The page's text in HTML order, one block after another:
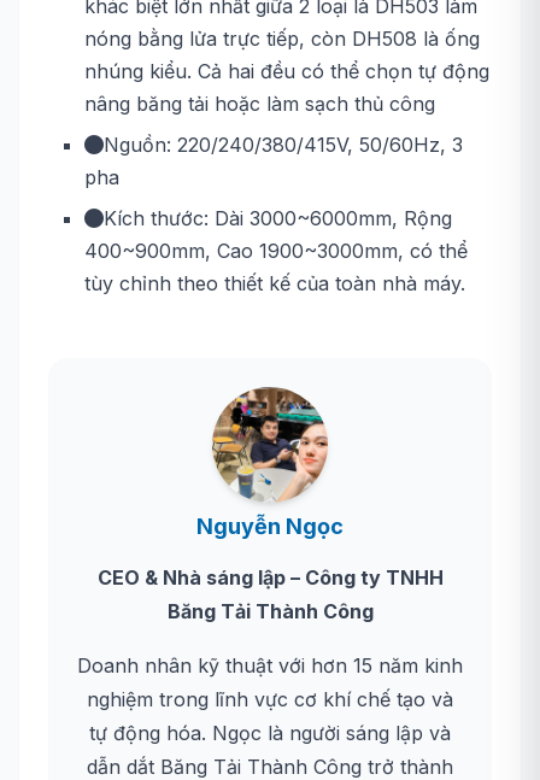
khác biệt lớn nhất giữa 2 loại là DH503 làm
nóng bằng lửa trực tiếp, còn DH508 là ống
nhúng kiểu. Cả hai đều có thể chọn tự động
nâng băng tải hoặc làm sạch thủ công
Nguồn: 220/240/380/415V, 50/60Hz, 3
pha
Kích thước: Dài 3000~6000mm, Rộng
400~900mm, Cao 1900~3000mm, có thể
tùy chỉnh theo thiết kế của toàn nhà máy.
Nguyễn Ngọc
CEO & Nhà sáng lập – Công ty TNHH
Băng Tải Thành Công
Doanh nhân kỹ thuật với hơn 15 năm kinh
nghiệm trong lĩnh vực cơ khí chế tạo và
tự động hóa. Ngọc là người sáng lập và
dẫn dắt Băng Tải Thành Công trở thành